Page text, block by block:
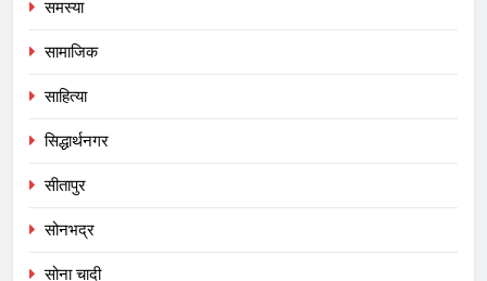
समस्या
सामाजिक
साहित्या
सिद्धार्थनगर
सीतापुर
सोनभद्र
सोना चादी